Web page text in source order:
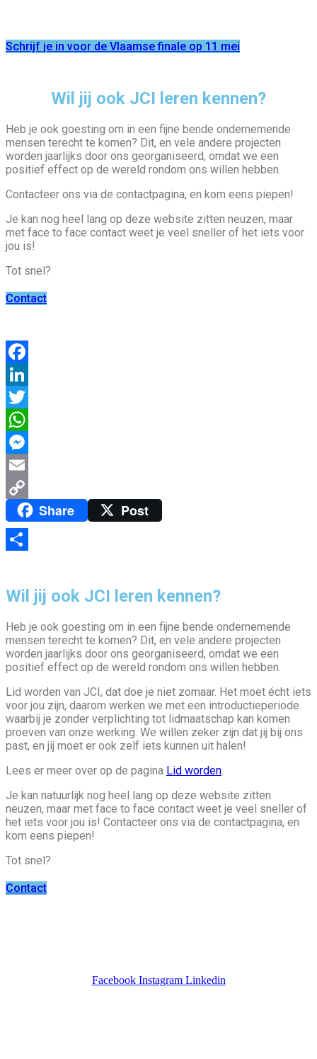
Schrijf je in voor de Vlaamse finale op 11 mei
Wil jij ook JCI leren kennen?
Heb je ook goesting om in een fijne bende ondernemende
mensen terecht te komen? Dit, en vele andere projecten
worden jaarlijks door ons georganiseerd, omdat we een
positief effect op de wereld rondom ons willen hebben.
Contacteer ons via de contactpagina, en kom eens piepen!
Je kan nog heel lang op deze website zitten neuzen, maar
met face to face contact weet je veel sneller of het iets voor
jou is!
Tot snel?
Contact
Facebook
LinkedIn
Twitter
WhatsApp
Messenger
Email
Copy
Link
Share Post
Wil jij ook JCI leren kennen?
Heb je ook goesting om in een fijne bende ondernemende
mensen terecht te komen? Dit, en vele andere projecten
worden jaarlijks door ons georganiseerd, omdat we een
positief effect op de wereld rondom ons willen hebben.
Lid worden van JCI, dat doe je niet zomaar. Het moet écht iets
voor jou zijn, daarom werken we met een introductieperiode
waarbij je zonder verplichting tot lidmaatschap kan komen
proeven van onze werking. We willen zeker zijn dat jij bij ons
past, en jij moet er ook zelf iets kunnen uit halen!
Lees er meer over op de pagina Lid worden.
Je kan natuurlijk nog heel lang op deze website zitten
neuzen, maar met face to face contact weet je veel sneller of
het iets voor jou is! Contacteer ons via de contactpagina, en
kom eens piepen!
Tot snel?
Contact
Facebook Instagram Linkedin